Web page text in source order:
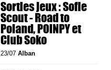
Sorties jeux : Sofie
Scout - Road to
Poland, POINPY et
Club Soko
23/07Alban